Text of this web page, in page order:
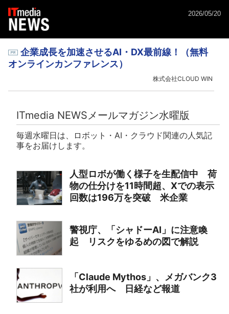
2026/05/20
企業成長を加速させるAI・DX最前線！（無料
オンラインカンファレンス）
株式会社CLOUD WIN
ITmedia NEWSメールマガジン水曜版
毎週水曜日は、ロボット・AI・クラウド関連の人気記
事をお届けします。
人型ロボが働く様子を生配信中 荷
物の仕分けを11時間超、Xでの表示
回数は196万を突破 米企業
警視庁、「シャドーAI」に注意喚
起 リスクをゆるめの図で解説
「Claude Mythos」、メガバンク3
社が利用へ 日経など報道